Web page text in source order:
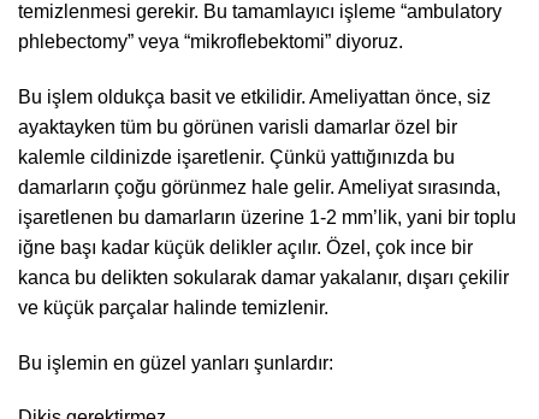
temizlenmesi gerekir. Bu tamamlayıcı işleme “ambulatory
phlebectomy” veya “mikroflebektomi” diyoruz.
Bu işlem oldukça basit ve etkilidir. Ameliyattan önce, siz
ayaktayken tüm bu görünen varisli damarlar özel bir
kalemle cildinizde işaretlenir. Çünkü yattığınızda bu
damarların çoğu görünmez hale gelir. Ameliyat sırasında,
işaretlenen bu damarların üzerine 1-2 mm’lik, yani bir toplu
iğne başı kadar küçük delikler açılır. Özel, çok ince bir
kanca bu delikten sokularak damar yakalanır, dışarı çekilir
ve küçük parçalar halinde temizlenir.
Bu işlemin en güzel yanları şunlardır: